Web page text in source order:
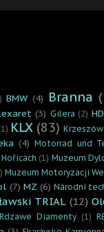
BMW (4) Branna
(3) Gilera (2) HD
KLX (83) Krzeszów
(4) Motorrad und
(1) Muzeum
Muzeum Motoryzacji
(7) MZ (6) Národní
TRIAL (12)
Rdzawe Diamenty (1)